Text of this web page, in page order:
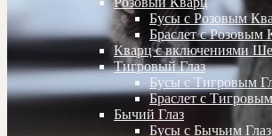
Бусы с Розовым
Браслет с Розовым
Кварц с включениями
Тигровый Глаз
Бусы с Тигровым
Браслет с
Бычий Глаз
Бусы с Бычьим